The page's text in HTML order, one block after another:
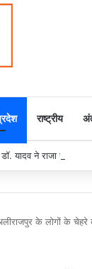
राष्ट्रीय
यादव ने राजा राममोहन
के लोगों के चेहरे